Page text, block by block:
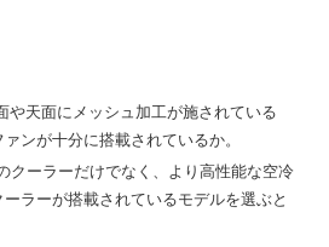
や天面にメッシュ加工が施されている
ンが十分に搭載されているか。
クーラーだけでなく、より高性能な空冷
ラーが搭載されているモデルを選ぶと